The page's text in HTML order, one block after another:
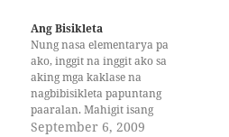
saya. Amoy pasko na ang
kapaligiran. Sisig, ibang
klaseng maanghang na
pagkain na nanunuot sa…
Ang Bisikleta
Nung nasa elementarya pa
ako, inggit na inggit ako sa
aking mga kaklase na
nagbibisikleta papuntang
paaralan. Mahigit isang
kilometro kasi ang layo ng
September 6, 2009